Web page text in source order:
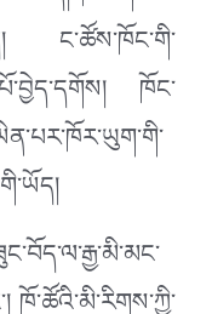
ང་ཚོས་ཁོང་གི་
ཁོང་